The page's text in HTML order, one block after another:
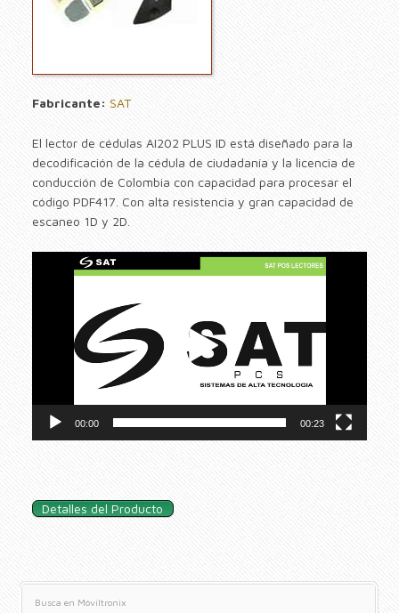
Fabricante: SAT
El lector de cédulas AI202 PLUS ID está diseñado para la
decodificación de la cédula de ciudadanía y la licencia de
conducción de Colombia con capacidad para procesar el
código PDF417. Con alta resistencia y gran capacidad de
escaneo 1D y 2D.
00:00 00:23
Detalles del Producto